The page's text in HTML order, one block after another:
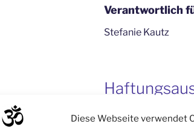
Diese Webseite verwendet
Verantwortlich
Stefanie Kautz